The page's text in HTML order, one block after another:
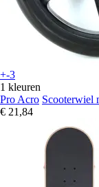
+-3
1 kleuren
Pro Acro Scooterwiel
€ 21,84